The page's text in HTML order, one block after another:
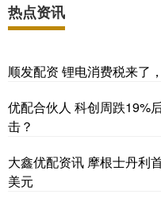
热点资讯
顺发配资 锂电消费税来了
优配合伙人 科创周跌19%
击？
大鑫优配资讯 摩根士丹利
美元